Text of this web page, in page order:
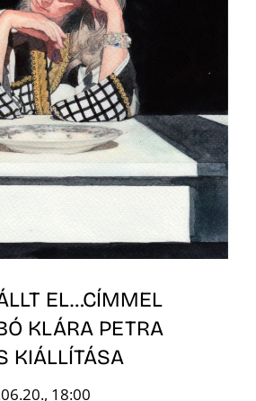
EL…CÍMMEL
KLÁRA PETRA
KIÁLLÍTÁSA
18:00